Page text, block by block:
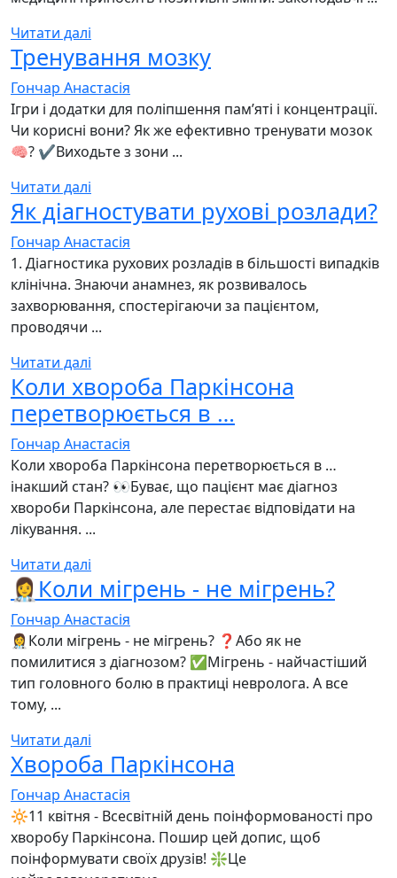
Читати далі
Тренування мозку
Гончар Анастасія
Ігри і додатки для поліпшення памʼяті і концентрації.
Чи корисні вони? Як же ефективно тренувати мозок
🧠? ✔️Виходьте з зони ...
Читати далі
Як діагностувати рухові розлади?
Гончар Анастасія
1. Діагностика рухових розладів в більшості випадків
клінічна. Знаючи анамнез, як розвивалось
захворювання, спостерігаючи за пацієнтом,
проводячи ...
Читати далі
Коли хвороба Паркінсона
перетворюється в …
Гончар Анастасія
Коли хвороба Паркінсона перетворюється в …
інакший стан? 👀Буває, що пацієнт має діагноз
хвороби Паркінсона, але перестає відповідати на
лікування. ...
Читати далі
👩‍⚕️Коли мігрень - не мігрень?
Гончар Анастасія
👩‍⚕️Коли мігрень - не мігрень? ❓Або як не
помилитися з діагнозом? ✅Мігрень - найчастіший
тип головного болю в практиці невролога. А все
тому, ...
Читати далі
Хвороба Паркінсона
Гончар Анастасія
🔆11 квітня - Всесвітній день поінформованості про
хворобу Паркінсона. Пошир цей допис, щоб
поінформувати своїх друзів! ❇️Це